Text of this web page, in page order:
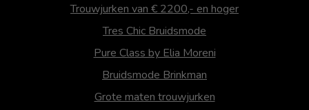
Trouwjurken van € 2200,- en hoger
Tres Chic Bruidsmode
Pure Class by Elia Moreni
Bruidsmode Brinkman
Grote maten trouwjurken